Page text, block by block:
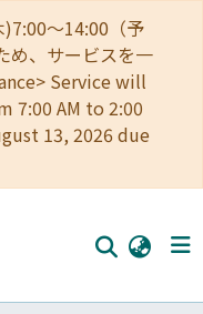
)7:00～14:00（予
め、サービスを一
Service will
7:00 AM to 2:00
13, 2026 due